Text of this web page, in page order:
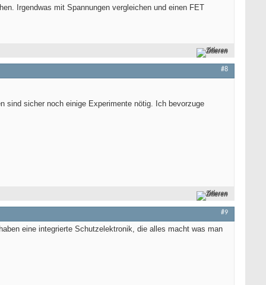
Irgendwas mit Spannungen vergleichen und einen FET
Zitieren
#8
sind sicher noch einige Experimente nötig. Ich bevorzuge
Zitieren
#9
eine integrierte Schutzelektronik, die alles macht was man